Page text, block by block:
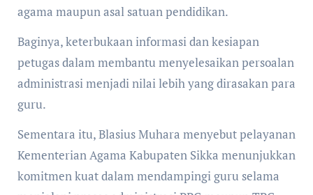
agama maupun asal satuan pendidikan.
Baginya, keterbukaan informasi dan kesiapan
petugas dalam membantu menyelesaikan persoalan
administrasi menjadi nilai lebih yang dirasakan para
guru.
Sementara itu, Blasius Muhara menyebut pelayanan
Kementerian Agama Kabupaten Sikka menunjukkan
komitmen kuat dalam mendampingi guru selama